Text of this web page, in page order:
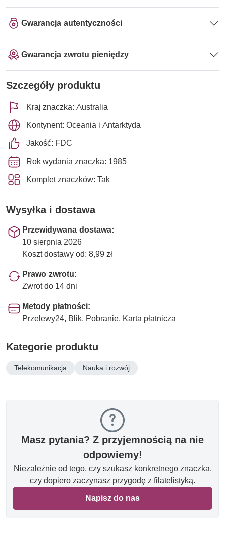
Gwarancja autentyczności
Gwarancja zwrotu pieniędzy
Szczegóły produktu
Kraj znaczka: Australia
Kontynent: Oceania i Antarktyda
Jakość: FDC
Rok wydania znaczka: 1985
Komplet znaczków: Tak
Wysyłka i dostawa
Przewidywana dostawa:
10 sierpnia 2026
Koszt dostawy od: 8,99 zł
Prawo zwrotu:
Zwrot do 14 dni
Metody płatności:
Przelewy24, Blik, Pobranie, Karta płatnicza
Kategorie produktu
Telekomunikacja Nauka i rozwój
Masz pytania? Z przyjemnością na nie
odpowiemy!
Niezależnie od tego, czy szukasz konkretnego znaczka,
czy dopiero zaczynasz przygodę z filatelistyką.
Napisz do nas